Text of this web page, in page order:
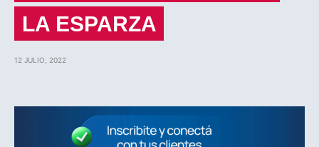
LA ESPARZA
12 JULIO, 2022